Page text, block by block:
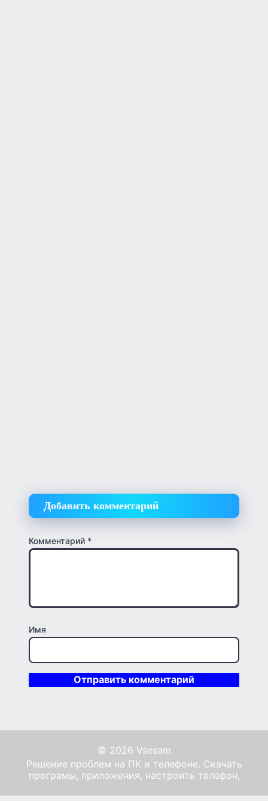
Добавить комментарий
Комментарий *
Имя
© 2026 Vsesam
Решение проблем на ПК и телефоне. Скачать
програмы, приложения, настроить телефон,